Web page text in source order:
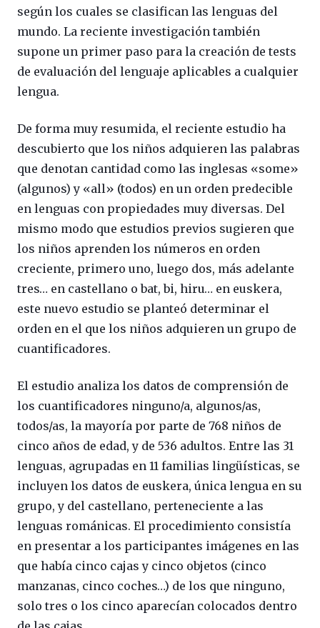
según los cuales se clasifican las lenguas del
mundo. La reciente investigación también
supone un primer paso para la creación de tests
de evaluación del lenguaje aplicables a cualquier
lengua.
De forma muy resumida, el reciente estudio ha
descubierto que los niños adquieren las palabras
que denotan cantidad como las inglesas «some»
(algunos) y «all» (todos) en un orden predecible
en lenguas con propiedades muy diversas. Del
mismo modo que estudios previos sugieren que
los niños aprenden los números en orden
creciente, primero uno, luego dos, más adelante
tres… en castellano o bat, bi, hiru… en euskera,
este nuevo estudio se planteó determinar el
orden en el que los niños adquieren un grupo de
cuantificadores.
El estudio analiza los datos de comprensión de
los cuantificadores ninguno/a, algunos/as,
todos/as, la mayoría por parte de 768 niños de
cinco años de edad, y de 536 adultos. Entre las 31
lenguas, agrupadas en 11 familias lingüísticas, se
incluyen los datos de euskera, única lengua en su
grupo, y del castellano, perteneciente a las
lenguas románicas. El procedimiento consistía
en presentar a los participantes imágenes en las
que había cinco cajas y cinco objetos (cinco
manzanas, cinco coches…) de los que ninguno,
solo tres o los cinco aparecían colocados dentro